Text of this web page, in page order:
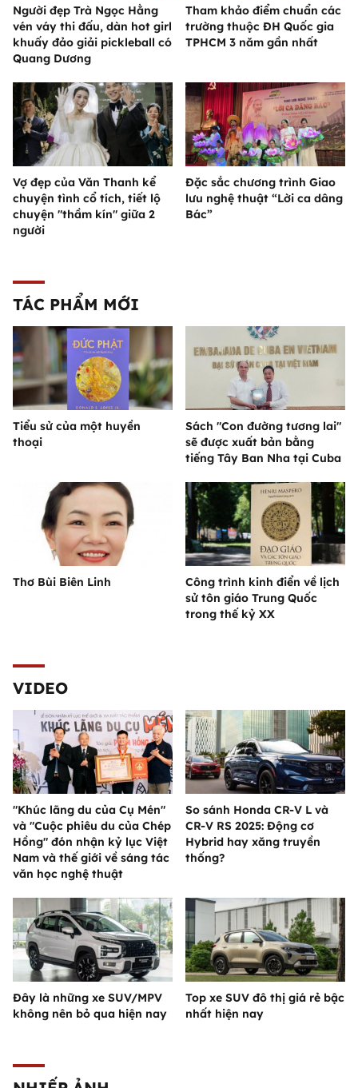
Người đẹp Trà Ngọc Hằng
vén váy thi đấu, dàn hot girl
khuấy đảo giải pickleball có
Quang Dương
Tham khảo điểm chuẩn các
trường thuộc ĐH Quốc gia
TPHCM 3 năm gần nhất
Vợ đẹp của Văn Thanh kể
chuyện tình cổ tích, tiết lộ
chuyện "thầm kín" giữa 2
người
Đặc sắc chương trình Giao
lưu nghệ thuật “Lời ca dâng
Bác”
TÁC PHẨM MỚI
Tiểu sử của một huyền
thoại
Sách "Con đường tương lai"
sẽ được xuất bản bằng
tiếng Tây Ban Nha tại Cuba
Thơ Bùi Biên Linh
Công trình kinh điển về lịch
sử tôn giáo Trung Quốc
trong thế kỷ XX
VIDEO
"Khúc lãng du của Cụ Mén"
và "Cuộc phiêu du của Chép
Hồng" đón nhận kỷ lục Việt
Nam và thế giới về sáng tác
văn học nghệ thuật
So sánh Honda CR-V L và
CR-V RS 2025: Động cơ
Hybrid hay xăng truyền
thống?
Đây là những xe SUV/MPV
không nên bỏ qua hiện nay
Top xe SUV đô thị giá rẻ bậc
nhất hiện nay